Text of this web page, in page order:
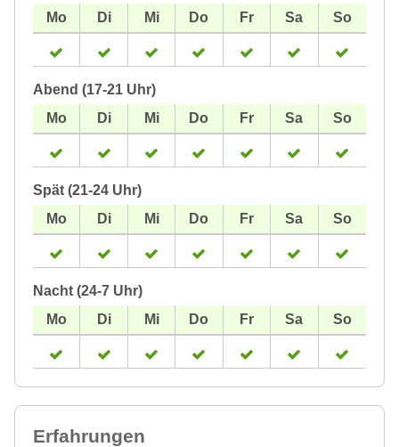
Abend (17-21 Uhr)
Spät (21-24 Uhr)
Nacht (24-7 Uhr)
Erfahrungen